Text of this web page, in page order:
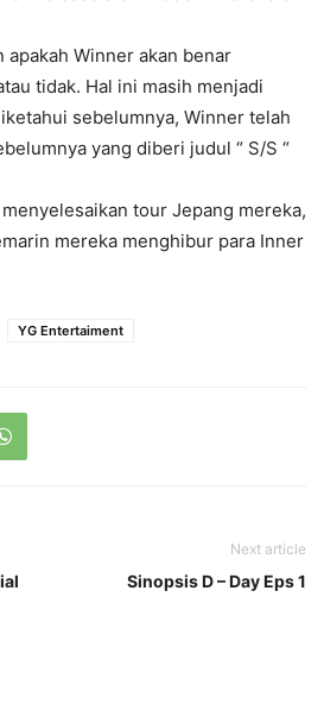
apakah Winner akan benar
tidak. Hal ini masih menjadi
sebelumnya, Winner telah
yang diberi judul “ S/S “
tour Jepang mereka,
mereka menghibur para Inner
YG Entertaiment
Next article
Sinopsis D – Day Eps 1